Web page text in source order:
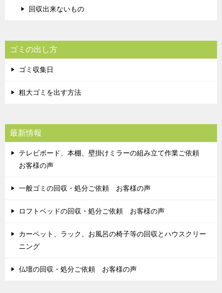
回収出来ないもの
ゴミの出し方
ゴミ収集日
粗大ゴミを出す方法
最新情報
テレビボード、本棚、壁掛けミラーの組み立て作業ご依頼
お客様の声
一般ゴミの回収・処分ご依頼 お客様の声
ロフトベッドの回収・処分ご依頼 お客様の声
カーペット、ラック、お風呂の椅子等の回収とハウスクリー
ニング
仏壇の回収・処分ご依頼 お客様の声